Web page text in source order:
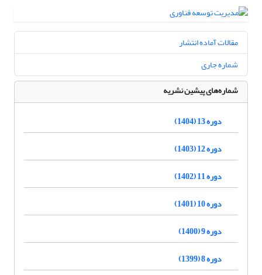
مقالات آماده انتشار
شماره جاری
شماره‌های پیشین نشریه
دوره 13 (1404)
دوره 12 (1403)
دوره 11 (1402)
دوره 10 (1401)
دوره 9 (1400)
دوره 8 (1399)